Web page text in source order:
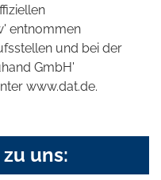
entnommen
und bei der
GmbH'
www.dat.de.
uns: